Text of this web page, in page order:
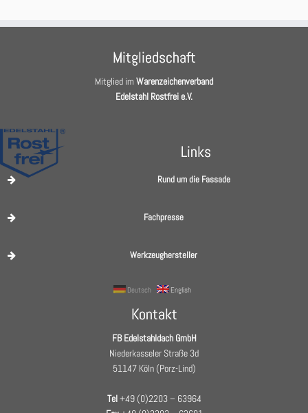
Mitgliedschaft
Mitglied im Warenzeichenverband
Edelstahl Rostfrei e.V.
Links
Rund um die Fassade
Fachpresse
Werkzeughersteller
Deutsch English
Kontakt
FB Edelstahldach GmbH
Niederkasseler Straße 3d
51147 Köln (Porz-Lind)
Tel+49 (0)2203 – 63964